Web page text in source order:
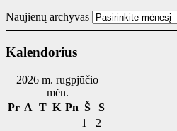
Naujienų archyvas
Kalendorius
2026 m. rugpjūčio
mėn.
Pr A T K Pn Š
S
1
2